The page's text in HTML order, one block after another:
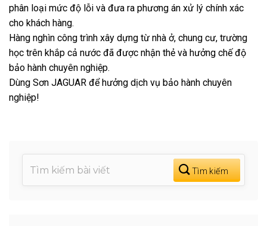
phân loại mức độ lỗi và đưa ra phương án xử lý chính xác
cho khách hàng.
Hàng nghìn công trình xây dựng từ nhà ở, chung cư, trường
học trên khắp cả nước đã được nhận thẻ và hưởng chế độ
bảo hành chuyên nghiệp.
Dùng Sơn JAGUAR để hưởng dịch vụ bảo hành chuyên
nghiệp!